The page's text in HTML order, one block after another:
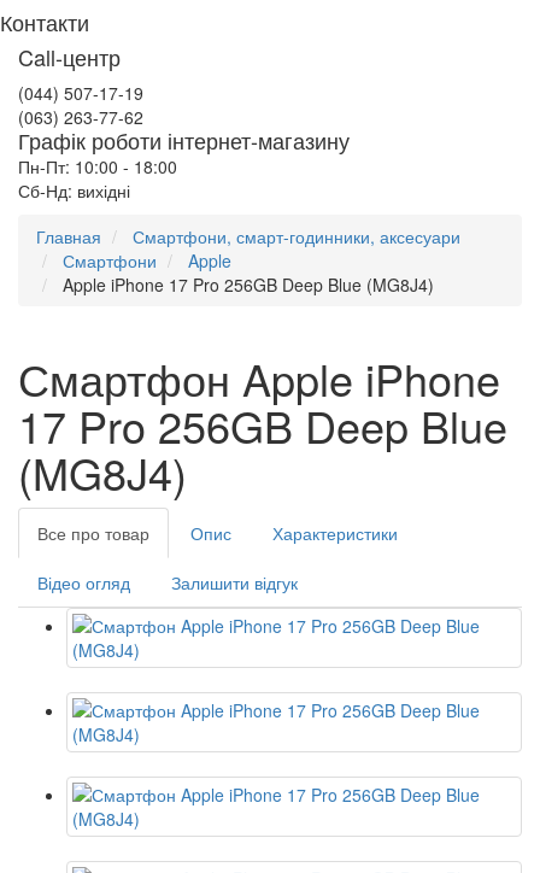
Контакти
Call-центр
(044) 507-17-19
(063) 263-77-62
Графік роботи інтернет-магазину
Пн-Пт: 10:00 - 18:00
Сб-Нд: вихідні
Главная
Смартфони, смарт-годинники, аксесуари
Смартфони
Apple
Apple iPhone 17 Pro 256GB Deep Blue (MG8J4)
Смартфон Apple iPhone
17 Pro 256GB Deep Blue
(MG8J4)
Все про товар Опис Характеристики
Відео огляд Залишити відгук